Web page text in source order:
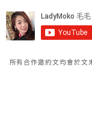
所有合作邀約文均會於文